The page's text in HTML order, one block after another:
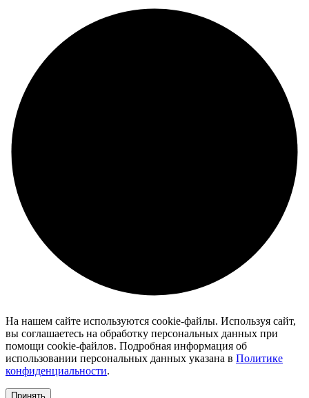
На нашем сайте используются cookie-файлы. Используя сайт,
вы соглашаетесь на обработку персональных данных при
помощи cookie-файлов. Подробная информация об
использовании персональных данных указана в Политике
конфиденциальности.
Принять